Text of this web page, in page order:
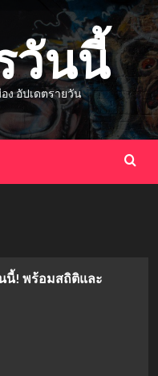
วันนี้
ง อัปเดตรายวัน
นี้! พร้อมสถิติและ